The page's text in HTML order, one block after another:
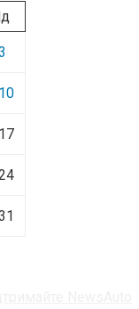
10
17